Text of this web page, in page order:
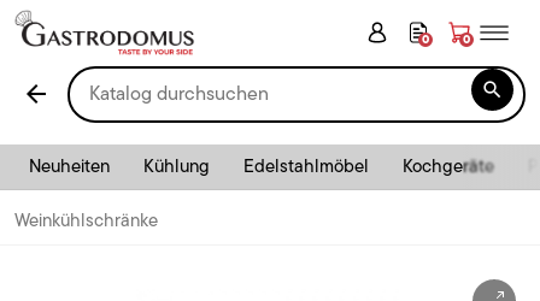
0 0
arrow_back 
Neuheiten Kühlung Edelstahlmöbel Kochgeräte
Weinkühlschränke